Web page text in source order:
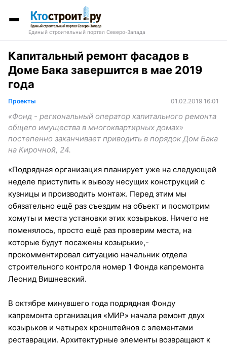
Единый строительный портал Северо-Запада
Капитальный ремонт фасадов в
Доме Бака завершится в мае 2019
года
Проекты 01.02.2019 16:01
«Фонд - региональный оператор капитального ремонта
общего имущества в многоквартирных домах»
постепенно заканчивает приводить в порядок Дом Бака
на Кирочной, 24.
«Подрядная организация планирует уже на следующей
неделе приступить к вывозу несущих конструкций с
кузницы и производить монтаж. Перед этим мы
обязательно ещё раз съездим на объект и посмотрим
хомуты и места установки этих козырьков. Ничего не
поменялось, просто ещё раз проверим места, на
которые будут посажены козырьки»,-
прокомментировал ситуацию начальник отдела
строительного контроля номер 1 Фонда капремонта
Леонид Вишневский.
В октябре минувшего года подрядная Фонду
капремонта организация «МИР» начала ремонт двух
козырьков и четырех кронштейнов с элементами
реставрации. Архитектурные элементы возвращают к